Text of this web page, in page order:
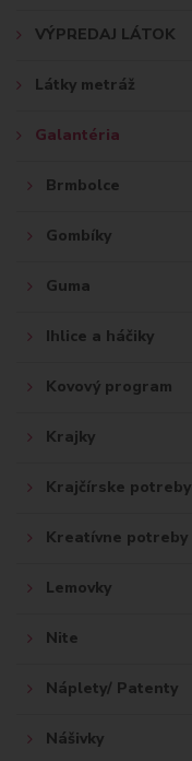
VÝPREDAJ LÁTOK
Látky metráž
Galantéria
Brmbolce
Gombíky
Guma
Ihlice a háčiky
Kovový program
Krajky
Krajčírske potreby
Kreatívne potreby
Lemovky
Nite
Náplety/ Patenty
Nášivky